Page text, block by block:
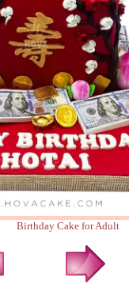
Birthday Cake for